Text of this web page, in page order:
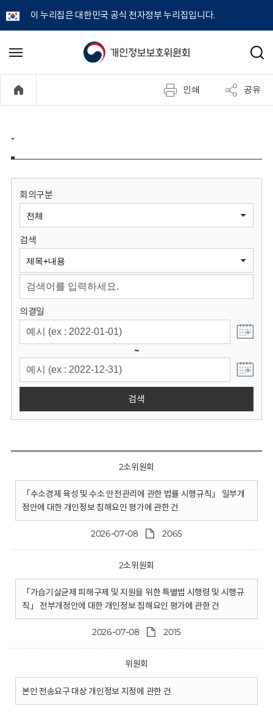
이 누리집은 대한민국 공식 전자정부 누리집입니다.
개
정
보
원
회
메
기
검
인쇄 공유
-
회의구분
검색
의결일
~
검색
2소위원회
「수소경제 육성 및 수소 안전관리에 관한 법률 시행규칙」 일부개
정안에 대한 개인정보 침해요인 평가에 관한 건
2026-07-08 2065
2소위원회
「가습기살균제 피해구제 및 지원을 위한 특별법 시행령 및 시행규
칙」 전부개정안에 대한 개인정보 침해요인 평가에 관한 건
2026-07-08 2015
위원회
본인 전송요구 대상 개인정보 지정에 관한 건